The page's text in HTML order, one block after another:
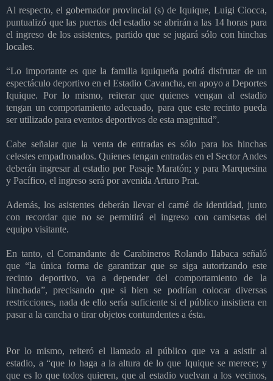
Al respecto, el gobernador provincial (s) de Iquique, Luigi Ciocca,
puntualizó que las puertas del estadio se abrirán a las 14 horas para
el ingreso de los asistentes, partido que se jugará sólo con hinchas
locales.
“Lo importante es que la familia iquiqueña podrá disfrutar de un
espectáculo deportivo en el Estadio Cavancha, en apoyo a Deportes
Iquique. Por lo mismo, reiterar que quienes vengan al estadio
tengan un comportamiento adecuado, para que este recinto pueda
ser utilizado para eventos deportivos de esta magnitud”.
Cabe señalar que la venta de entradas es sólo para los hinchas
celestes empadronados. Quienes tengan entradas en el Sector Andes
deberán ingresar al estadio por Pasaje Maratón; y para Marquesina
y Pacífico, el ingreso será por avenida Arturo Prat.
Además, los asistentes deberán llevar el carné de identidad, junto
con recordar que no se permitirá el ingreso con camisetas del
equipo visitante.
En tanto, el Comandante de Carabineros Rolando Ilabaca señaló
que “la única forma de garantizar que se siga autorizando este
recinto deportivo, va a depender del comportamiento de la
hinchada”, precisando que si bien se podrían colocar diversas
restricciones, nada de ello sería suficiente si el público insistiera en
pasar a la cancha o tirar objetos contundentes a ésta.
Por lo mismo, reiteró el llamado al público que va a asistir al
estadio, a “que lo haga a la altura de lo que Iquique se merece; y
que es lo que todos quieren, que al estadio vuelvan a los vecinos,